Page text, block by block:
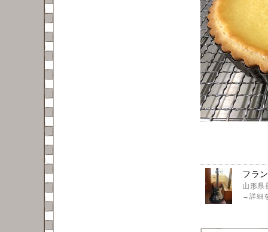
フラ
山形県
→ 詳細